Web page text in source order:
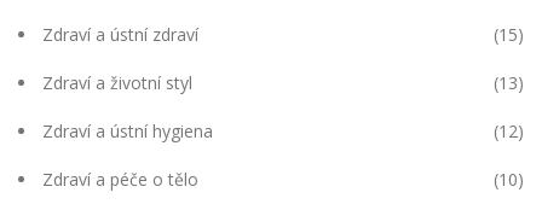
Zdraví a ústní zdraví (15)
Zdraví a životní styl (13)
Zdraví a ústní hygiena (12)
Zdraví a péče o tělo (10)